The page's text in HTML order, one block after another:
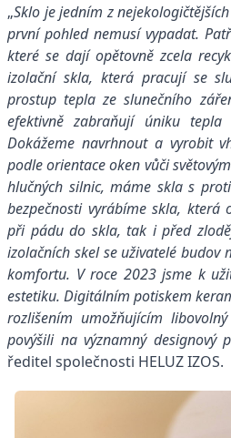
„Sklo je jedním z
první pohled nemusí vypadat.
které se dají opětovně zcela
izolační skla, která pracují se
prostup tepla ze slunečního
efektivně zabraňují úniku
Dokážeme navrhnout a vyrobit
podle orientace oken vůči
hlučných silnic, máme skla s
bezpečnosti vyrábíme skla,
při pádu do skla, tak i před
izolačních skel se uživatelé
komfortu. V roce 2023 jsme k
estetiku. Digitálním potiskem
rozlišením umožňujícím
povýšili na významný designový
ředitel společnosti HELUZ IZOS.